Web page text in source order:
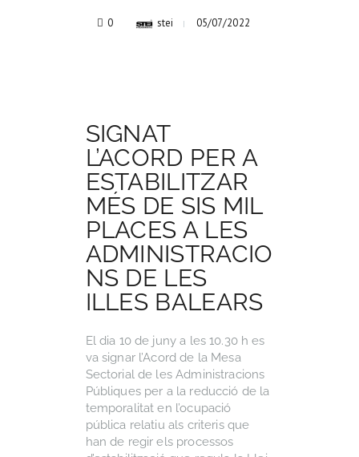
0 stei 05/07/2022
SIGNAT
L’ACORD PER A
ESTABILITZAR
MÉS DE SIS MIL
PLACES A LES
ADMINISTRACIO
NS DE LES
ILLES BALEARS
El dia 10 de juny a les 10.30 h es
va signar l’Acord de la Mesa
Sectorial de les Administracions
Públiques per a la reducció de la
temporalitat en l’ocupació
pública relatiu als criteris que
han de regir els processos